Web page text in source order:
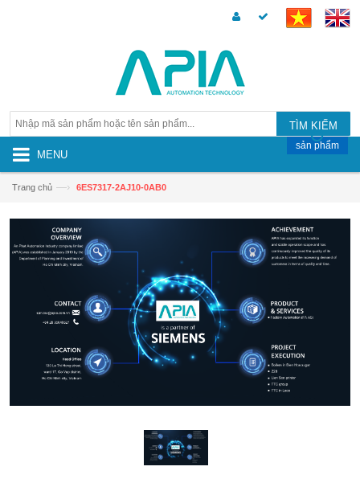
TÌM KIẾM
MENU
sản phẩm
Trang chủ —› 6ES7317-2AJ10-0AB0